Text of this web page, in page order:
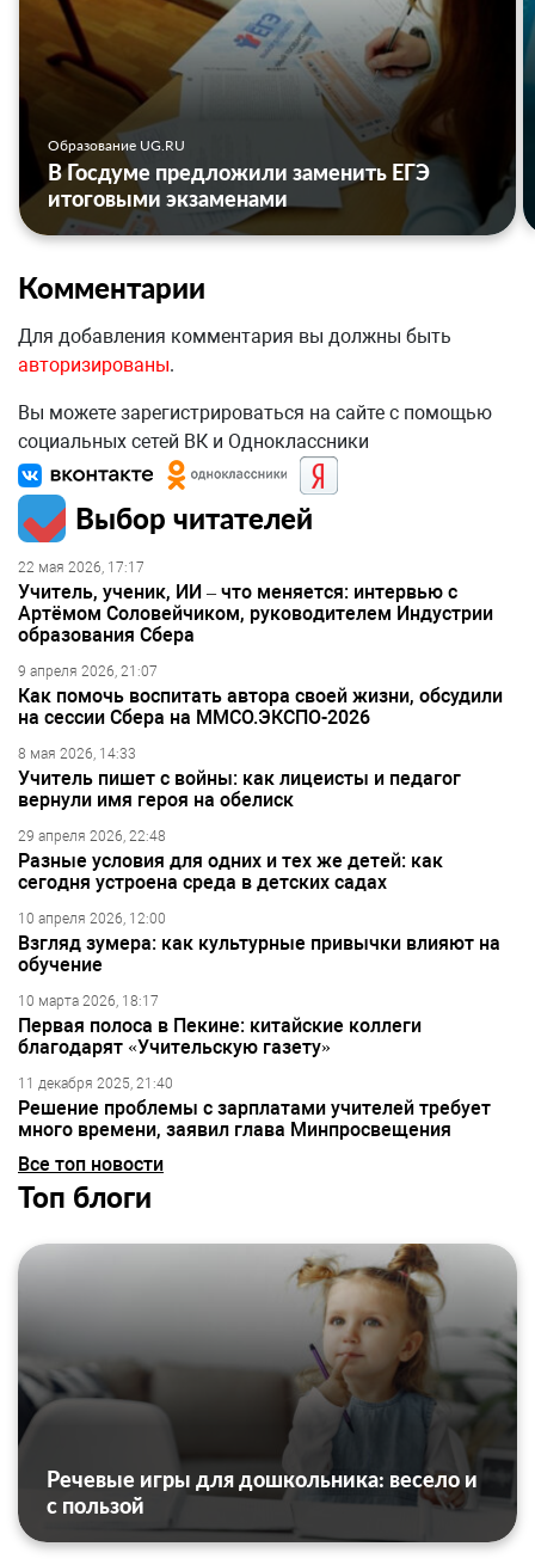
Образование UG.RU
В Госдуме предложили заменить ЕГЭ
итоговыми экзаменами
Комментарии
Для добавления комментария вы должны быть
авторизированы.
Вы можете зарегистрироваться на сайте с помощью
социальных сетей ВК и Одноклассники
Выбор читателей
22 мая 2026, 17:17
Учитель, ученик, ИИ – что меняется: интервью с
Артёмом Соловейчиком, руководителем Индустрии
образования Сбера
9 апреля 2026, 21:07
Как помочь воспитать автора своей жизни, обсудили
на сессии Сбера на ММСО.ЭКСПО-2026
8 мая 2026, 14:33
Учитель пишет с войны: как лицеисты и педагог
вернули имя героя на обелиск
29 апреля 2026, 22:48
Разные условия для одних и тех же детей: как
сегодня устроена среда в детских садах
10 апреля 2026, 12:00
Взгляд зумера: как культурные привычки влияют на
обучение
10 марта 2026, 18:17
Первая полоса в Пекине: китайские коллеги
благодарят «Учительскую газету»
11 декабря 2025, 21:40
Решение проблемы с зарплатами учителей требует
много времени, заявил глава Минпросвещения
Все топ новости
Топ блоги
Речевые игры для дошкольника: весело и
с пользой